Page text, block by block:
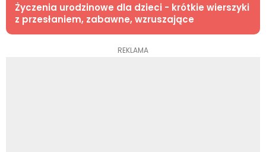
Życzenia urodzinowe dla dzieci - krótkie wierszyki
z przesłaniem, zabawne, wzruszające
REKLAMA